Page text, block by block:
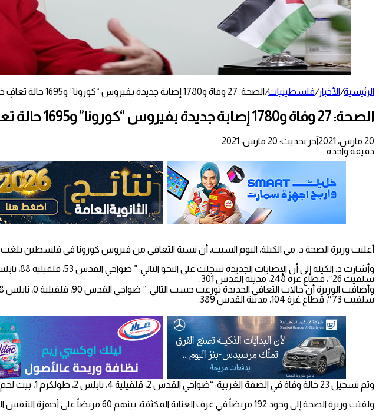
الرئيسية/الأخبار/فلسطينيات/الصحة: 27 وفاة و1780 إصابة جديدة بفيروس “كورونا” و1695 حالة تعافٍ خلال الـ24 ساعة الأخيرة
الصحة: 27 وفاة و1780 إصابة جديدة بفيروس “كورونا” و1695 حالة تعافٍ خلال الـ24 ساعة الأخيرة
20 مارس، 2021
آخر تحديث: 20 مارس، 2021
دقيقة واحدة
أعلنت وزيرة الصحة د. مي الكيلة، اليوم السبت، أن نسبة التعافي من فيروس كورونا في فلسطين بلغت 89.3%فيما بلغت نسبة الإصابات النشطة 9.6%، ونسبة الوفيات 1.1% من مجمل الإصابات.
سلفيت 26″، قطاع غزة 248، مدينة القدس 301.
سلفيت 73″، قطاع غزة 104، مدينة القدس 389.
وتم تسجيل 23 حالة وفاة في الضفة الغربية: “ضواحي القدس 2، قلقيلية 4، نابلس 2، طولكرم 1، بيت لحم 2، الخليل 6، جنين 1، أريحا والأغوار 1، رام الله والبيرة4 ، وتم تسجيل 4 وفيات في قطاع غزة.
ولفتت وزيرة الصحة إلى وجود 192 مريضاً في غرف العناية المكثفة، بينهم 60 مريضاً على أجهزة التنفس الاصطناعي.